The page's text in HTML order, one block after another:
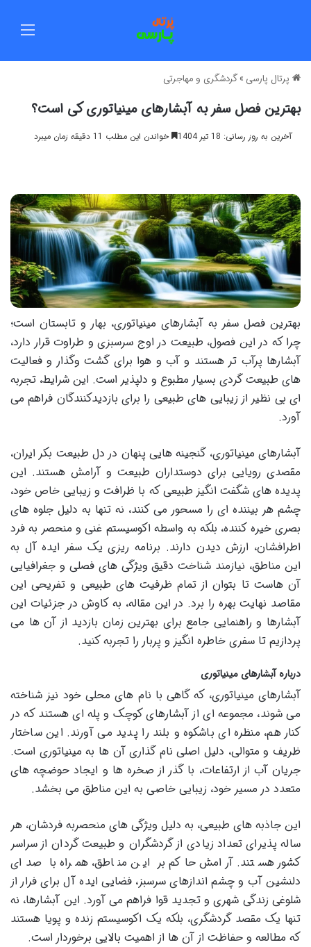
پرتال پارسی »گردشگری و مهاجرتی
بهترین فصل سفر به آبشارهای مینیاتوری کی است؟
آخرین به روز رسانی: 18 تیر 1404 خواندن این مطلب 11 دقیقه زمان میبرد
بهترین فصل سفر به آبشارهای مینیاتوری، بهار و تابستان است؛
چرا که در این فصول، طبیعت در اوج سرسبزی و طراوت قرار دارد،
آبشارها پرآب تر هستند و آب و هوا برای گشت وگذار و فعالیت
های طبیعت گردی بسیار مطبوع و دلپذیر است. این شرایط، تجربه
ای بی نظیر از زیبایی های طبیعی را برای بازدیدکنندگان فراهم می
آورد.
آبشارهای مینیاتوری، گنجینه هایی پنهان در دل طبیعت بکر ایران،
مقصدی رویایی برای دوستداران طبیعت و آرامش هستند. این
پدیده های شگفت انگیز طبیعی که با ظرافت و زیبایی خاص خود،
چشم هر بیننده ای را مسحور می کنند، نه تنها به دلیل جلوه های
بصری خیره کننده، بلکه به واسطه اکوسیستم غنی و منحصر به فرد
اطرافشان، ارزش دیدن دارند. برنامه ریزی یک سفر ایده آل به
این مناطق، نیازمند شناخت دقیق ویژگی های فصلی و جغرافیایی
آن هاست تا بتوان از تمام ظرفیت های طبیعی و تفریحی این
مقاصد نهایت بهره را برد. در این مقاله، به کاوش در جزئیات این
آبشارها و راهنمایی جامع برای بهترین زمان بازدید از آن ها می
پردازیم تا سفری خاطره انگیز و پربار را تجربه کنید.
درباره آبشارهای مینیاتوری
آبشارهای مینیاتوری، که گاهی با نام های محلی خود نیز شناخته
می شوند، مجموعه ای از آبشارهای کوچک و پله ای هستند که در
کنار هم، منظره ای باشکوه و بلند را پدید می آورند. این ساختار
ظریف و متوالی، دلیل اصلی نام گذاری آن ها به مینیاتوری است.
جریان آب از ارتفاعات، با گذر از صخره ها و ایجاد حوضچه های
متعدد در مسیر خود، زیبایی خاصی به این مناطق می بخشد.
این جاذبه های طبیعی، به دلیل ویژگی های منحصربه فردشان، هر
ساله پذیرای تعداد زیادی از گردشگران و طبیعت گردان از سراسر
کشور هستند. آرامش حاکم بر این مناطق، همراه با صدای
دلنشین آب و چشم اندازهای سرسبز، فضایی ایده آل برای فرار از
شلوغی زندگی شهری و تجدید قوا فراهم می آورد. این آبشارها، نه
تنها یک مقصد گردشگری، بلکه یک اکوسیستم زنده و پویا هستند
که مطالعه و حفاظت از آن ها از اهمیت بالایی برخوردار است.